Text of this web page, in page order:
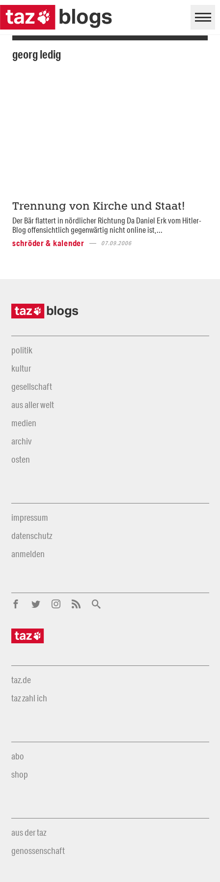
georg ledig
Trennung von Kirche und Staat!
Der Bär flattert in nördlicher Richtung Da Daniel Erk vom Hitler-
Blog offensichtlich gegenwärtig nicht online ist,...
schröder & kalender
07.09.2006
politik
kultur
gesellschaft
aus aller welt
medien
archiv
osten
impressum
datenschutz
anmelden
taz.de
taz zahl ich
abo
shop
aus der taz
genossenschaft